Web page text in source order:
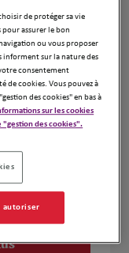
de protéger sa vie
pour assurer le bon
ou vous proposer
informent sur la nature des
consentement
de cookies. Vous pouvez à
des cookies" en bas à
sur les cookies
"gestion des cookies".
autoriser